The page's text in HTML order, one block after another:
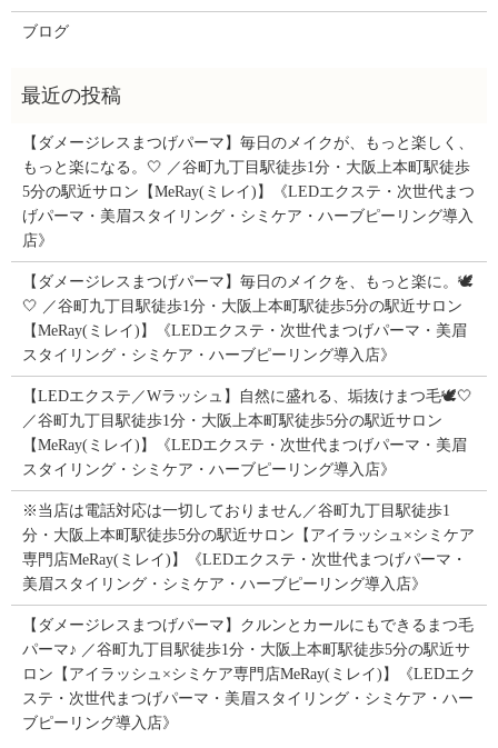
ブログ
【ダメージレスまつげパーマ】毎日のメイクが、もっと楽しく、
もっと楽になる。🤍 ／谷町九丁目駅徒歩1分・大阪上本町駅徒歩
5分の駅近サロン【MeRay(ミレイ)】《LEDエクステ・次世代まつ
げパーマ・美眉スタイリング・シミケア・ハーブピーリング導入
店》
【ダメージレスまつげパーマ】毎日のメイクを、もっと楽に。🕊️
🤍 ／谷町九丁目駅徒歩1分・大阪上本町駅徒歩5分の駅近サロン
【MeRay(ミレイ)】《LEDエクステ・次世代まつげパーマ・美眉
スタイリング・シミケア・ハーブピーリング導入店》
【LEDエクステ／Wラッシュ】自然に盛れる、垢抜けまつ毛🕊️🤍
／谷町九丁目駅徒歩1分・大阪上本町駅徒歩5分の駅近サロン
【MeRay(ミレイ)】《LEDエクステ・次世代まつげパーマ・美眉
スタイリング・シミケア・ハーブピーリング導入店》
※当店は電話対応は一切しておりません／谷町九丁目駅徒歩1
分・大阪上本町駅徒歩5分の駅近サロン【アイラッシュ×シミケア
専門店MeRay(ミレイ)】《LEDエクステ・次世代まつげパーマ・
美眉スタイリング・シミケア・ハーブピーリング導入店》
【ダメージレスまつげパーマ】クルンとカールにもできるまつ毛
パーマ♪ ／谷町九丁目駅徒歩1分・大阪上本町駅徒歩5分の駅近サ
ロン【アイラッシュ×シミケア専門店MeRay(ミレイ)】《LEDエク
ステ・次世代まつげパーマ・美眉スタイリング・シミケア・ハー
ブピーリング導入店》